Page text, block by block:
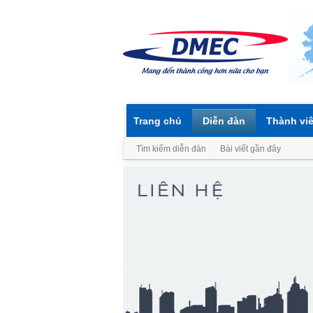
Trang chủ Diễn đàn
Tìm kiếm diễn đàn Bài viết gần đây
Thành